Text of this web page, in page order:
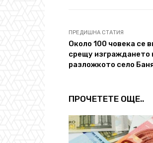
ПРЕДИШНА СТАТИЯ
Около 100 човека се
срещу изграждането
разложкото село
ПРОЧЕТЕТЕ ОЩЕ..